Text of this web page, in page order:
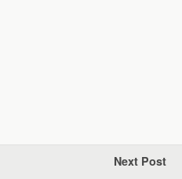
Next Post